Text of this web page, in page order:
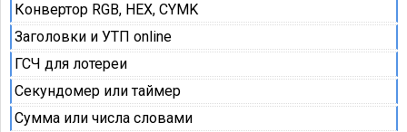
Конвертор RGB, HEX, CYMK
Заголовки и УТП online
ГСЧ для лотереи
Секундомер или таймер
Сумма или числа словами